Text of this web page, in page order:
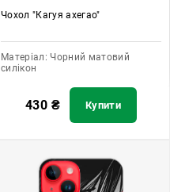
Чохол "Кагуя ахегао"
Матеріал: Чорний матовий
силікон
430 ₴ Купити